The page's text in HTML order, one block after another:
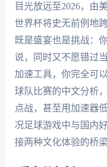
目光放远至2026，由
世界杯将史无前例地
既是盛宴也是挑战：
说，同时又不愿错过
加速工具，你完全可
球队比赛的中文分析
点战，甚至用加速器
况足球游戏中与国内
接两种文化体验的桥梁